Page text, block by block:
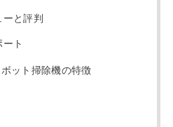
と評判
ト
ット掃除機の特徴